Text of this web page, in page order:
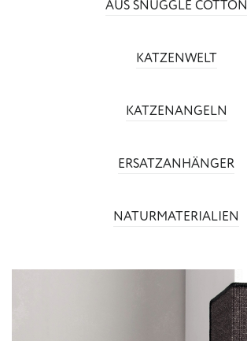
AUS SNUGGLE COTTON
KATZENWELT
KATZENANGELN
ERSATZANHÄNGER
NATURMATERIALIEN